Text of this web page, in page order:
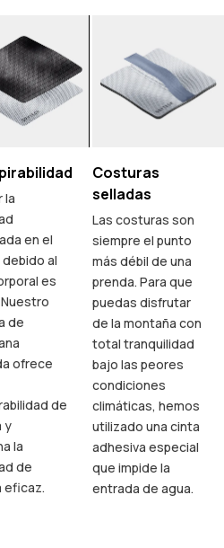
la
en el
al
es
de
ofrece
de
y
la
de
eficaz.
Costuras
selladas
Las costuras son
siempre el punto
más débil de una
prenda. Para que
puedas disfrutar
de la montaña con
total tranquilidad
bajo las peores
condiciones
climáticas, hemos
utilizado una cinta
adhesiva especial
que impide la
entrada de agua.